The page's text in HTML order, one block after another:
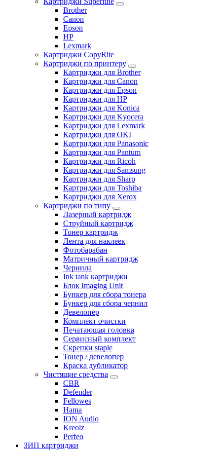
Brother
Canon
Epson
HP
Lexmark
Картриджи CopyRite
Картриджи по принтеру
Картриджи для Brother
Картриджи для Canon
Картриджи для Epson
Картриджи для HP
Картриджи для Konica
Картриджи для Kyocera
Картриджи для Lexmark
Картриджи для OKI
Картриджи для Panasonic
Картриджи для Pantum
Картриджи для Ricoh
Картриджи для Samsung
Картриджи для Sharp
Картриджи для Toshiba
Картриджи для Xerox
Картриджи по типу
Лазерный картридж
Струйный картридж
Тонер картридж
Лента для наклеек
Фотобарабан
Матричный картридж
Чернила
Ink tank картриджи
Блок Imaging Unit
Бункер для сбора тонера
Бункер для сбора чернил
Девелопер
Комплект очистки
Печатающая головка
Сервисный комплект
Скрепки staple
Тонер / девелопер
Краска дубликатор
Чистящие средства
CBR
Defender
Fellowes
Hama
ION Audio
Kreolz
Perfeo
ЗИП картриджи